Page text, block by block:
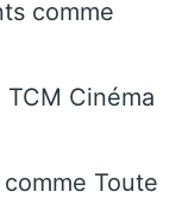
comme
Cinéma
Toute